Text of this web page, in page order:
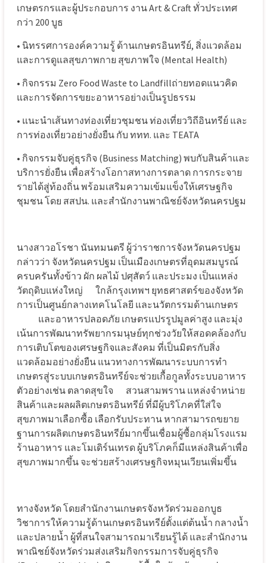
เกษตรกรและผู้ประกอบการ งาน Art & Craft ทั่วประเทศ
กว่า 200 บูธ
• นิทรรศการองค์ความรู้ ด้านเกษตรอินทรีย์, สิ่งแวดล้อม
และการดูแลสุขภาพกาย สุขภาพใจ (Mental Health)
• กิจกรรม Zero Food Waste to Landfillถ่ายทอดแนวคิด
และการจัดการขยะอาหารอย่างเป็นรูปธรรม
• แนะนำเส้นทางท่องเที่ยวชุมชน ท่องเที่ยววิถีอินทรีย์ และ
การท่องเที่ยวอย่างยั่งยืน กับ ททท. และ TEATA
• กิจกรรมจับคู่ธุรกิจ (Business Matching) พบกับสินค้าและ
บริการยั่งยืน เพื่อสร้างโอกาสทางการตลาด การกระจาย
รายได้สู่ท้องถิ่น พร้อมเสริมความเข้มแข็งให้เศรษฐกิจ
ชุมชน โดย สสปน. และสำนักงานพาณิชย์จังหวัดนครปฐม
นางสาวอโรชา นันทมนตรี ผู้ว่าราชการจังหวัดนครปฐม
กล่าวว่า จังหวัดนครปฐม เป็นเมืองเกษตรที่อุดมสมบูรณ์
ครบครันทั้งข้าว ผัก ผลไม้ ปศุสัตว์ และประมง เป็นแหล่ง
วัตถุดิบแห่งใหญ่ ใกล้กรุงเทพฯ ยุทธศาสตร์ของจังหวัด
การเป็นศูนย์กลางเทคโนโลยี และนวัตกรรมด้านเกษตร
และอาหารปลอดภัย เกษตรแปรรูปมูลค่าสูง และมุ่ง
เน้นการพัฒนาทรัพยากรมนุษย์ทุกช่วงวัยให้สอดคล้องกับ
การเติบโตของเศรษฐกิจและสังคม ที่เป็นมิตรกับสิ่ง
แวดล้อมอย่างยั่งยืน แนวทางการพัฒนาระบบการทำ
เกษตรสู่ระบบเกษตรอินทรีย์จะช่วยเกื้อกูลทั้งระบบอาหาร
ตัวอย่างเช่น ตลาดสุขใจ สวนสามพราน แหล่งจำหน่าย
สินค้าและผลผลิตเกษตรอินทรีย์ ที่มีผู้บริโภคที่ใส่ใจ
สุขภาพมาเลือกซื้อ เลือกรับประทาน หากสามารถขยาย
ฐานการผลิตเกษตรอินทรีย์มากขึ้นเชื่อมผู้ซื้อกลุ่มโรงแรม
ร้านอาหาร และโมเดิร์นเทรด ผู้บริโภคก็มีแหล่งสินค้าเพื่อ
สุขภาพมากขึ้น จะช่วยสร้างเศรษฐกิจหมุนเวียนเพิ่มขึ้น
ทางจังหวัด โดยสำนักงานเกษตรจังหวัดร่วมออกบูธ
วิชาการให้ความรู้ด้านเกษตรอินทรีย์ตั้งแต่ต้นน้ำ กลางน้ำ
และปลายน้ำ ผู้ที่สนใจสามารถมาเรียนรู้ได้ และสำนักงาน
พาณิชย์จังหวัดร่วมส่งเสริมกิจกรรมการจับคู่ธุรกิจ